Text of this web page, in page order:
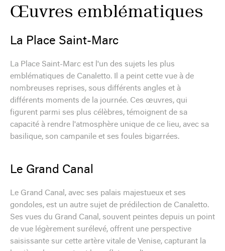
Œuvres emblématiques
La Place Saint-Marc
La Place Saint-Marc est l'un des sujets les plus
emblématiques de Canaletto. Il a peint cette vue à de
nombreuses reprises, sous différents angles et à
différents moments de la journée. Ces œuvres, qui
figurent parmi ses plus célèbres, témoignent de sa
capacité à rendre l'atmosphère unique de ce lieu, avec sa
basilique, son campanile et ses foules bigarrées.
Le Grand Canal
Le Grand Canal, avec ses palais majestueux et ses
gondoles, est un autre sujet de prédilection de Canaletto.
Ses vues du Grand Canal, souvent peintes depuis un point
de vue légèrement surélevé, offrent une perspective
saisissante sur cette artère vitale de Venise, capturant la